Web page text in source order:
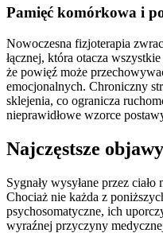
Pamięć komórkowa i
Nowoczesna fizjoterapia
łącznej, która otacza
że powięź może
emocjonalnych. Chroniczny
sklejenia, co ogranicza
nieprawidłowe wzorce
Najczęstsze
Sygnały wysyłane przez
Chociaż nie każda z
psychosomatyczne, ich
wyraźnej przyczyny